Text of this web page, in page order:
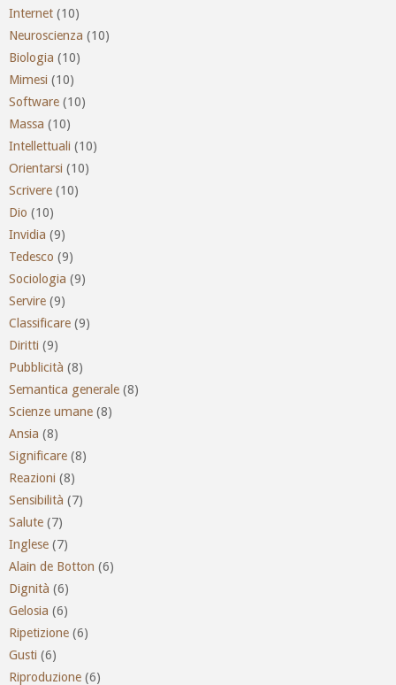
Internet (10)
Neuroscienza (10)
Biologia (10)
Mimesi (10)
Software (10)
Massa (10)
Intellettuali (10)
Orientarsi (10)
Scrivere (10)
Dio (10)
Invidia (9)
Tedesco (9)
Sociologia (9)
Servire (9)
Classificare (9)
Diritti (9)
Pubblicità (8)
Semantica generale (8)
Scienze umane (8)
Ansia (8)
Significare (8)
Reazioni (8)
Sensibilità (7)
Salute (7)
Inglese (7)
Alain de Botton (6)
Dignità (6)
Gelosia (6)
Ripetizione (6)
Gusti (6)
Riproduzione (6)